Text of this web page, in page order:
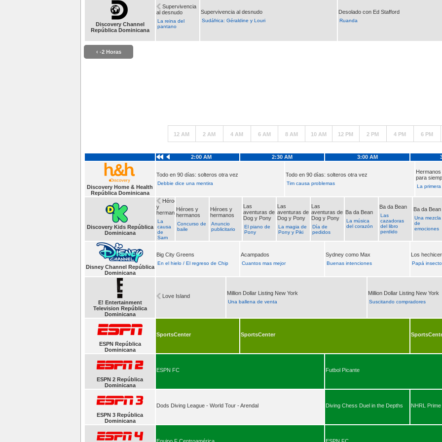
Discovery Channel
República Dominicana
Supervivencia
al desnudo
La reina del
pantano
Supervivencia al desnudo
Sudáfrica: Géraldine y Louri
Desolado con Ed Stafford
Ruanda
‹ -2 Horas
12 AM 2 AM 4 AM 6 AM 8 AM 10 AM 12 PM 2 PM 4 PM 6 PM
2:00 AM 2:30 AM 3:00 AM
Discovery Home & Health
República Dominicana
Todo en 90 días: solteros otra vez
Debbie dice una mentira
Todo en 90 días: solteros otra vez
Tim causa problemas
para
La primera
Discovery Kids República
Dominicana
Héroes
y
hermanos
La
causa
de
Sam
Héroes y
hermanos
Concurso de
baile
Héroes y
hermanos
Anuncio
publicitario
Las
aventuras de
Dog y Pony
El piano de
Pony
Las
aventuras de
Dog y Pony
La magia de
Pony y Piki
Las
aventuras de
Dog y Pony
Día de
pedidos
Ba da Bean
La música
del corazón
Ba da Bean
Las
cazadoras
del libro
perdido
Ba da Bean
Una mezcla
de
emociones
Disney Channel República
Dominicana
Big City Greens
En el hielo / El regreso de Chip
Acampados
Cuantos mas mejor
Sydney como Max
Buenas intenciones
Los
Papá insecto
E! Entertainment
Television República
Dominicana
Love Island Million Dollar Listing New York
Una ballena de venta
Million Dollar Listing New York
Suscitando compradores
ESPN República
Dominicana
SportsCenter SportsCenter
ESPN 2 República
Dominicana
ESPN FC Futbol Picante
ESPN 3 República
Dominicana
Dods Diving League - World Tour - Arendal Diving Chess Duel in the Depths NHRL
Equipo F Centroamérica ESPN FC